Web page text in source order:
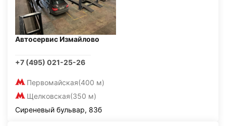
Автосервис Измайлово
+7 (495) 021-25-26
Первомайская(400 м)
Щелковская(350 м)
Сиреневый бульвар, 83б